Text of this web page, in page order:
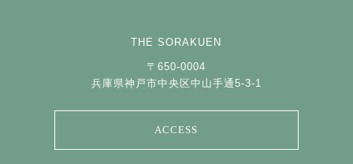
THE SORAKUEN
〒650-0004
兵庫県神戸市中央区中山手通5-3-1
ACCESS